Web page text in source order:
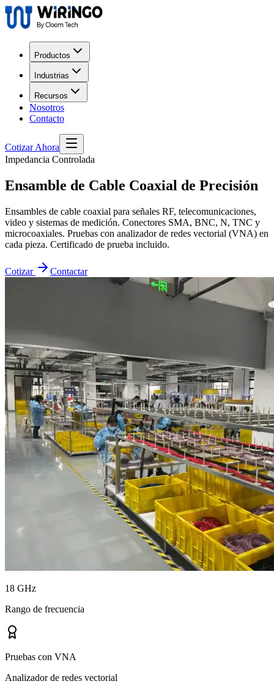
Productos
Industrias
Recursos
Nosotros
Contacto
Cotizar Ahora
Impedancia Controlada
Ensamble de Cable Coaxial de Precisión
Ensambles de cable coaxial para señales RF, telecomunicaciones,
video y sistemas de medición. Conectores SMA, BNC, N, TNC y
microcoaxiales. Pruebas con analizador de redes vectorial (VNA) en
cada pieza. Certificado de prueba incluido.
Cotizar Contactar
18 GHz
Rango de frecuencia
Pruebas con VNA
Analizador de redes vectorial